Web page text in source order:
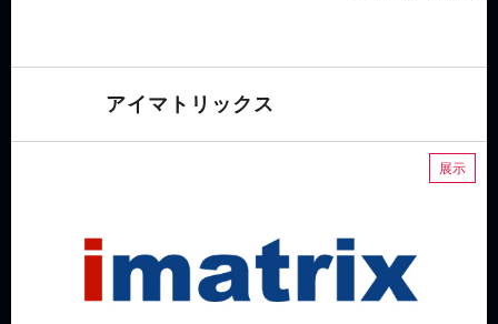
アイマトリックス
展示